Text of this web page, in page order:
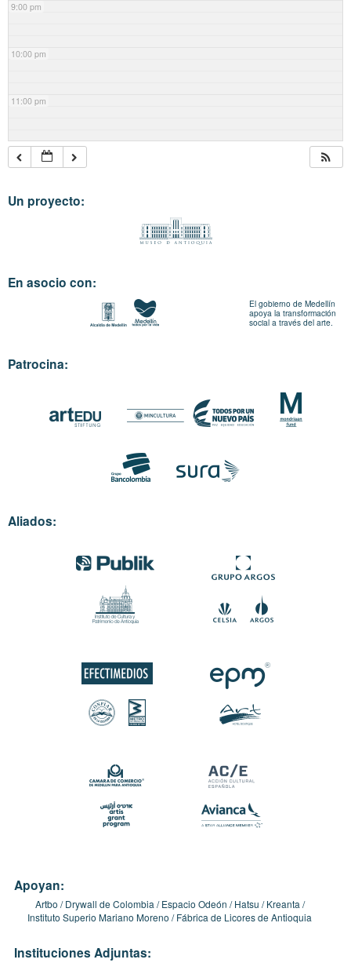
9:00 pm
10:00 pm
11:00 pm
Un proyecto:
En asocio con:
El gobierno de Medellín
apoya la transformación
social a través del arte.
Patrocina:
Aliados:
Apoyan:
Artbo Drywall de Colombia Espacio Odeón Hatsu
Kreanta
Instituto Superio Mariano Moreno
Fábrica de Licores de Antioquia
Instituciones Adjuntas: